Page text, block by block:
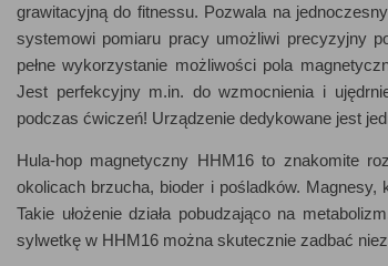
grawitacyjną do fitnessu. Pozwala na
systemowi pomiaru pracy umożliwi precyzyjny
pełne wykorzystanie możliwości pola
Jest perfekcyjny m.in. do wzmocnienia i
podczas ćwiczeń! Urządzenie dedykowane jest
Hula-hop magnetyczny HHM16 to znakomite
okolicach brzucha, bioder i pośladków.
Takie ułożenie działa pobudzająco na
sylwetkę w HHM16 można skutecznie zadbać